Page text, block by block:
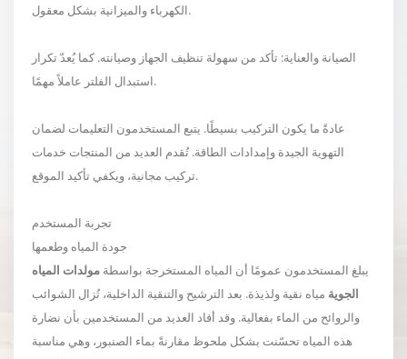
الكهرباء والميزانية بشكل معقول.
الصيانة والعناية: تأكد من سهولة تنظيف الجهاز وصيانته. كما يُعدّ تكرار
استبدال الفلتر عاملاً مهمًا.
عادةً ما يكون التركيب بسيطًا. يتبع المستخدمون التعليمات لضمان
التهوية الجيدة وإمدادات الطاقة. تُقدم العديد من المنتجات خدمات
تركيب مجانية، ويكفي تأكيد الموقع.
تجربة المستخدم
جودة المياه وطعمها
يبلغ المستخدمون عمومًا أن المياه المستخرجة بواسطة مولدات المياه
الجوية مياه نقية ولذيذة. بعد الترشيح والتنقية الداخلية، تُزال الشوائب
والروائح من الماء بفعالية. وقد أفاد العديد من المستخدمين بأن نضارة
هذه المياه تحسّنت بشكل ملحوظ مقارنةً بماء الصنبور، وهي مناسبة